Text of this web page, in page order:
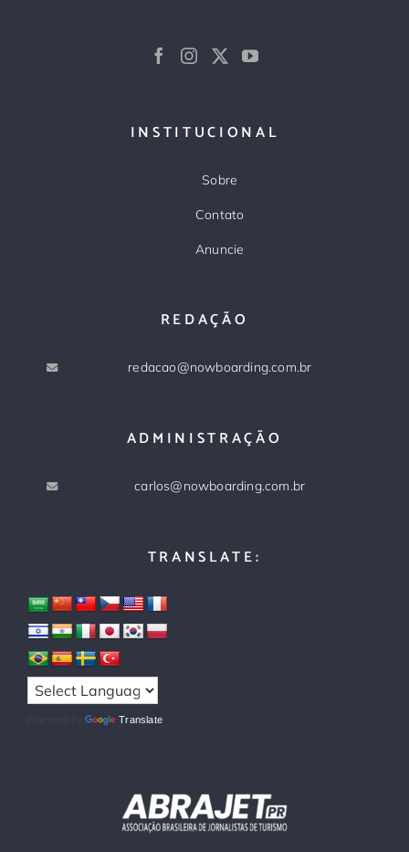
INSTITUCIONAL
Sobre
Contato
Anuncie
REDAÇÃO
redacao@nowboarding.com.br
ADMINISTRAÇÃO
carlos@nowboarding.com.br
TRANSLATE:
Powered by Translate